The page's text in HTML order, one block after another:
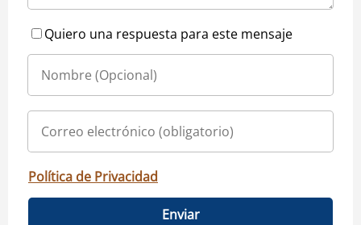
Quiero una respuesta para este mensaje
Política de Privacidad
Enviar